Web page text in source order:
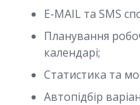
E-MAIL та SMS
Планування
календарі;
Статистика та
Автопідбір